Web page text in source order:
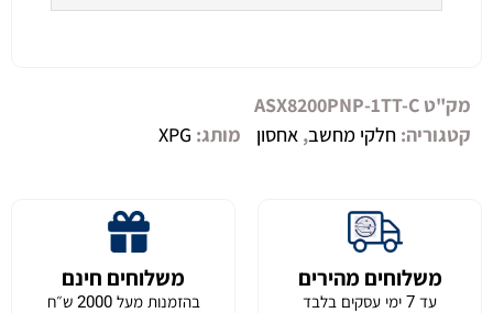
מק"ט ASX8200PNP-1TT-C
קטגוריה: חלקי מחשב, אחסון מותג: XPG
משלוחים מהירים
עד 7 ימי עסקים בלבד
משלוחים חינם
בהזמנות מעל 2000 ש״ח